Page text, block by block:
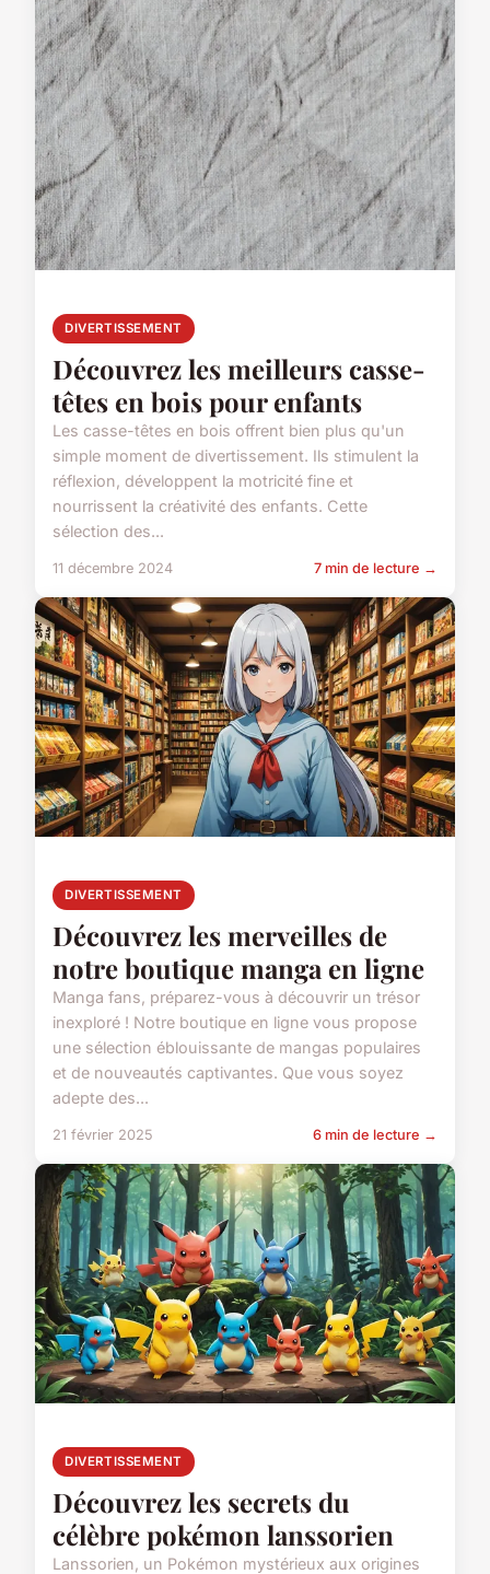
DIVERTISSEMENT
Découvrez les meilleurs casse-
têtes en bois pour enfants
Les casse-têtes en bois offrent bien plus qu'un
simple moment de divertissement. Ils stimulent la
réflexion, développent la motricité fine et
nourrissent la créativité des enfants. Cette
sélection des...
11 décembre 2024 7 min de lecture →
DIVERTISSEMENT
Découvrez les merveilles de
notre boutique manga en ligne
Manga fans, préparez-vous à découvrir un trésor
inexploré ! Notre boutique en ligne vous propose
une sélection éblouissante de mangas populaires
et de nouveautés captivantes. Que vous soyez
adepte des...
21 février 2025 6 min de lecture →
DIVERTISSEMENT
Découvrez les secrets du
célèbre pokémon lanssorien
Lanssorien, un Pokémon mystérieux aux origines